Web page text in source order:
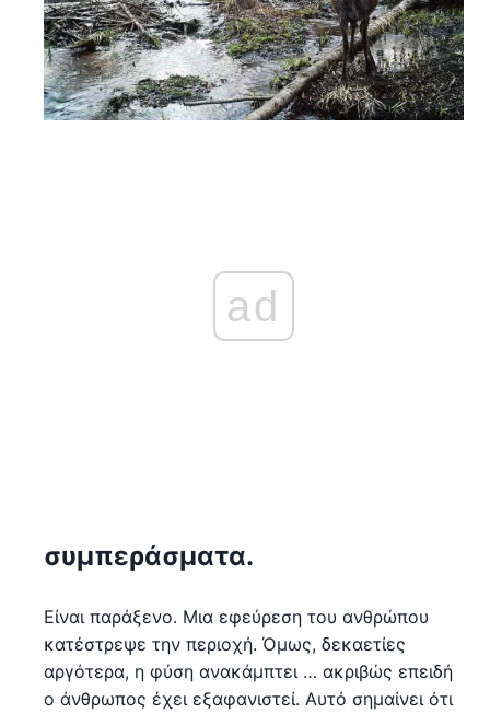
ad
συμπεράσματα.
Είναι παράξενο. Μια εφεύρεση του ανθρώπου
κατέστρεψε την περιοχή. Όμως, δεκαετίες
αργότερα, η φύση ανακάμπτει … ακριβώς επειδή
ο άνθρωπος έχει εξαφανιστεί. Αυτό σημαίνει ότι